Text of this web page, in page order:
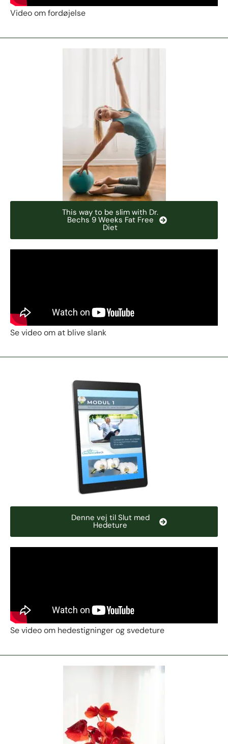
Video om fordøjelse
This way to be slim with Dr.
Bechs 9 Weeks Fat Free
Diet
Se video om at blive slank
Denne vej til Slut med
Hedeture
Se video om hedestigninger og svedeture